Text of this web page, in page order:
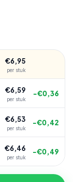
€6,95
per stuk
€6,59
per stuk
−€0,36
€6,53
per stuk
−€0,42
€6,46
per stuk
−€0,49